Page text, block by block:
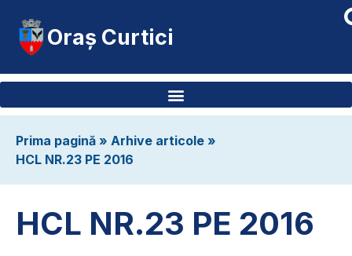
Oraș Curtici
Prima pagină » Arhive articole »
HCL NR.23 PE 2016
HCL NR.23 PE 2016